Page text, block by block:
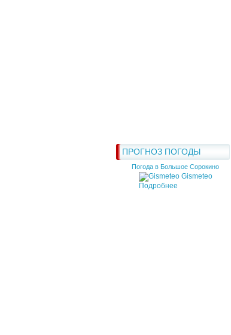
ПРОГНОЗ ПОГОДЫ
Погода в Большое Сорокино
Gismeteo
Подробнее